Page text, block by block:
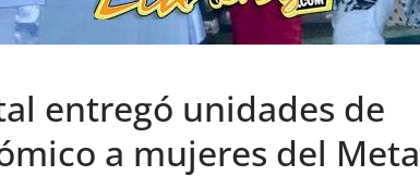
entregó unidades de
a mujeres del Meta